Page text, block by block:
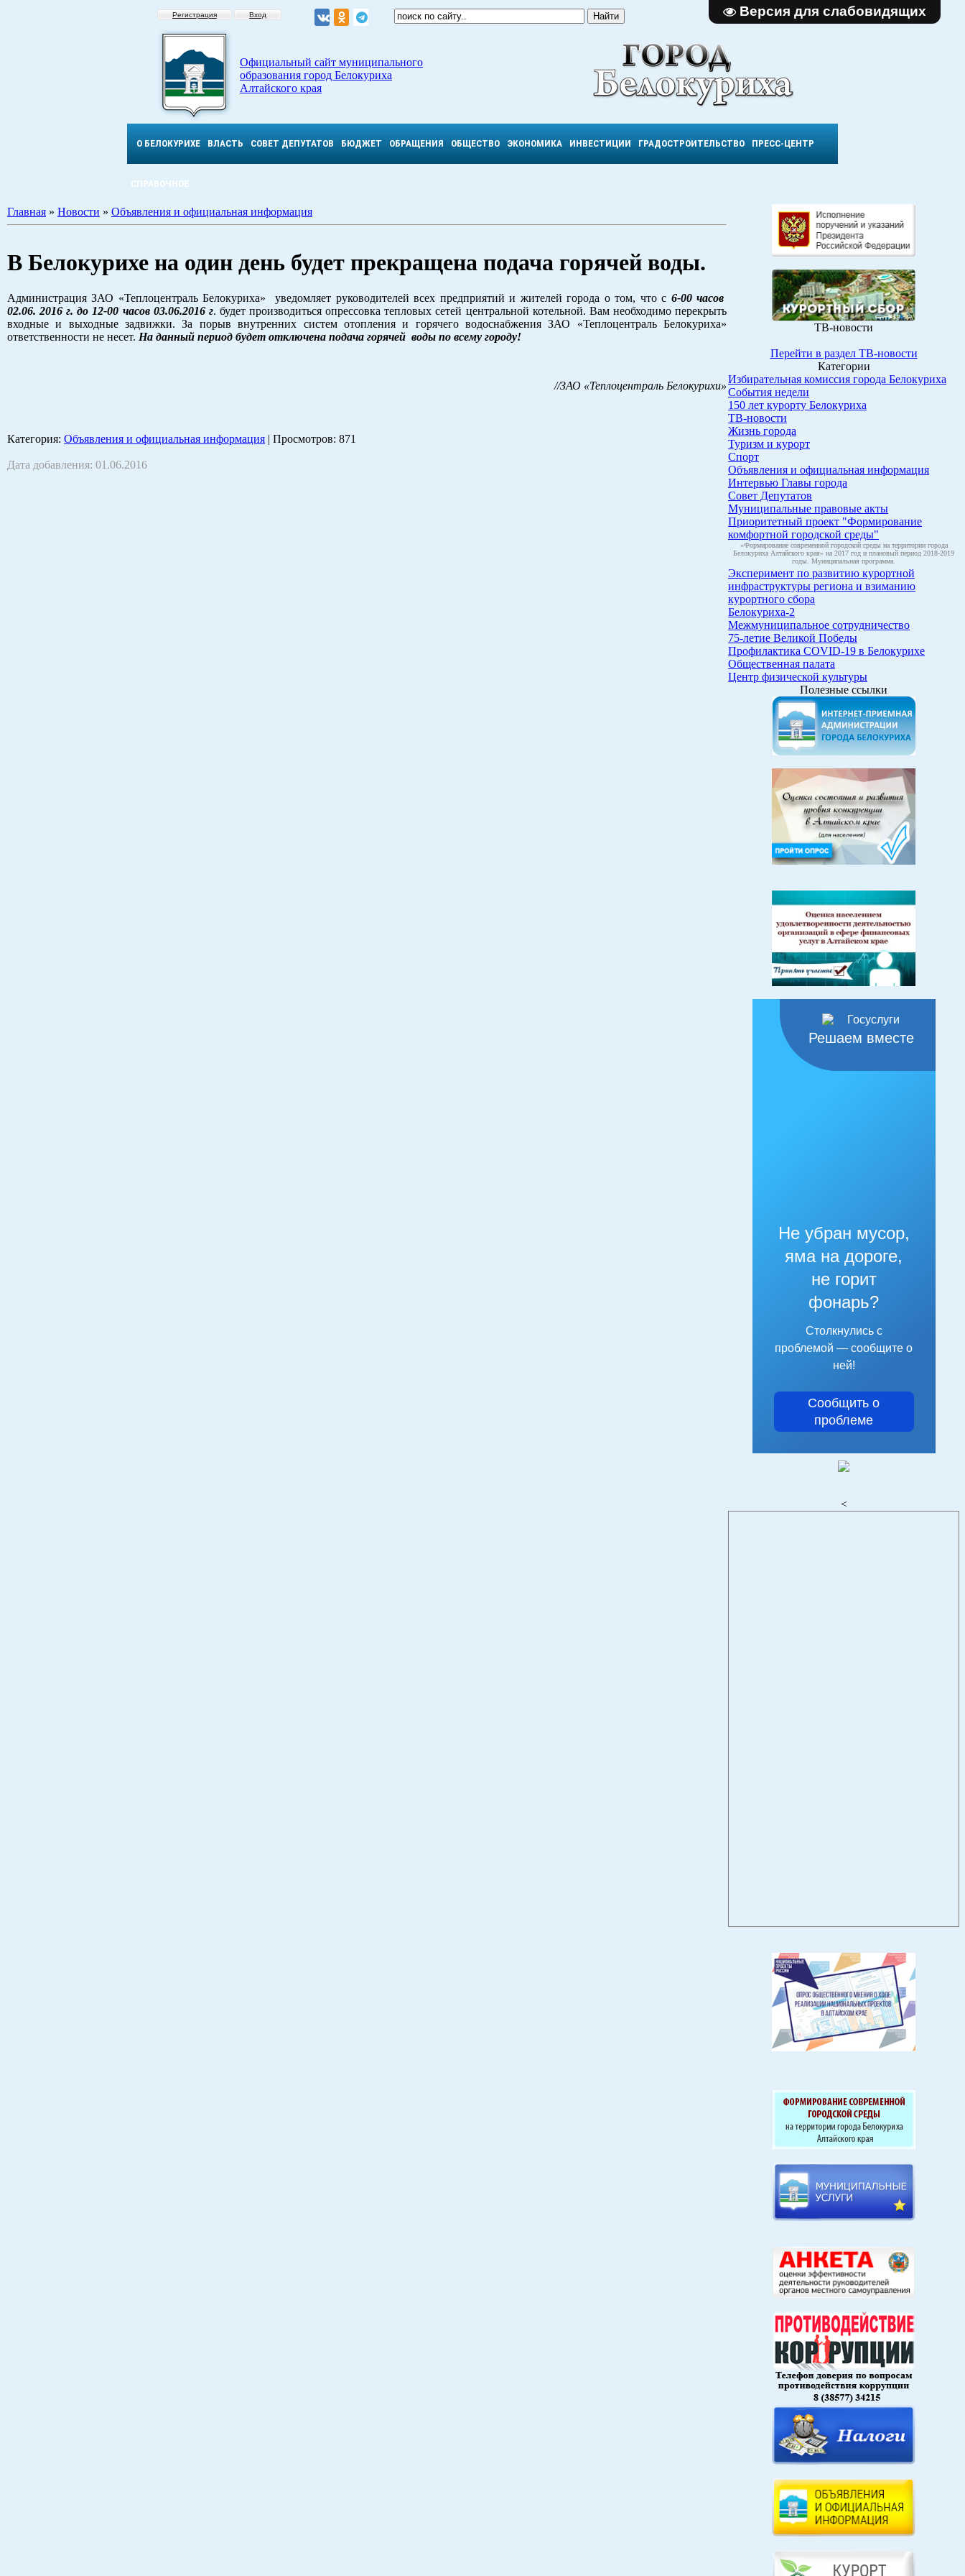
Версия для слабовидящих
Регистрация Вход
Официальный сайт муниципального
образования город Белокуриха
Алтайского края
О БЕЛОКУРИХЕ ВЛАСТЬ СОВЕТ ДЕПУТАТОВ БЮДЖЕТ ОБРАЩЕНИЯ ОБЩЕСТВО ЭКОНОМИКА ИНВЕСТИЦИИ ГРАДОСТРОИТЕЛЬСТВО ПРЕСС-ЦЕНТР
СПРАВОЧНОЕ
Главная » Новости » Объявления и официальная информация
В Белокурихе на один день будет прекращена подача горячей воды.
Администрация ЗАО «Теплоцентраль Белокуриха» уведомляет руководителей всех предприятий и жителей города о том, что с 6-00 часов
02.06. 2016 г. до 12-00 часов 03.06.2016 г. будет производиться опрессовка тепловых сетей центральной котельной. Вам необходимо перекрыть
входные и выходные задвижки. За порыв внутренних систем отопления и горячего водоснабжения ЗАО «Теплоцентраль Белокуриха»
ответственности не несет. На данный период будет отключена подача горячей воды по всему городу!
//ЗАО «Теплоцентраль Белокурихи»
Категория: Объявления и официальная информация | Просмотров: 871
Дата добавления: 01.06.2016
ТВ-новости
Перейти в раздел ТВ-новости
Категории
Избирательная комиссия города Белокуриха
События недели
150 лет курорту Белокуриха
ТВ-новости
Жизнь города
Туризм и курорт
Спорт
Объявления и официальная информация
Интервью Главы города
Совет Депутатов
Муниципальные правовые акты
Приоритетный проект "Формирование
комфортной городской среды"
«Формирование современной городской среды на территории города
Белокуриха Алтайского края» на 2017 год и плановый период 2018-2019
годы. Муниципальная программа.
Эксперимент по развитию курортной
инфраструктуры региона и взиманию
курортного сбора
Белокуриха-2
Межмуниципальное сотрудничество
75-летие Великой Победы
Профилактика COVID-19 в Белокурихе
Общественная палата
Центр физической культуры
Полезные ссылки
Решаем вместе
Не убран мусор,
яма на дороге,
не горит
фонарь?
Столкнулись с
проблемой — сообщите о
ней!
Сообщить о
проблеме
<